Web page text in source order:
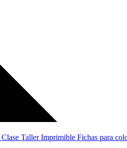
Clase TallerImprimible Fichas para